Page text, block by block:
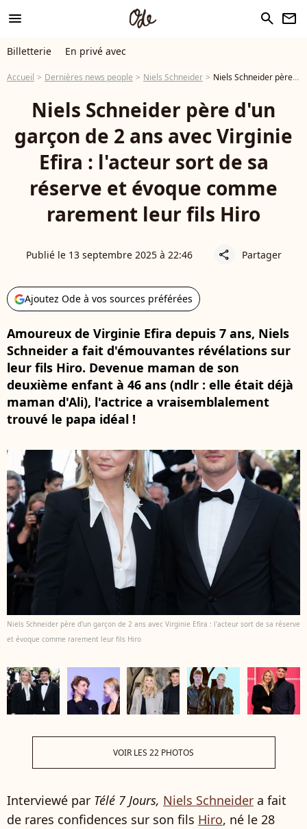
menu search newsletter
Billetterie En privé avec
Accueil Dernières news people Niels Schneider Niels Schneider père d'un garçon de 2 ans avec Virginie Efira : l'acteur sort de sa réserve et évoque comme rarement leur fils Hiro
Niels Schneider père d'un
garçon de 2 ans avec Virginie
Efira : l'acteur sort de sa
réserve et évoque comme
rarement leur fils Hiro
Publié le 13 septembre 2025 à 22:46 share Partager
Ajoutez Ode à vos sources préférées
Amoureux de Virginie Efira depuis 7 ans, Niels
Schneider a fait d'émouvantes révélations sur
leur fils Hiro. Devenue maman de son
deuxième enfant à 46 ans (ndlr : elle était déjà
maman d'Ali), l'actrice a vraisemblalement
trouvé le papa idéal !
Niels Schneider père d'un garçon de 2 ans avec Virginie Efira : l'acteur sort de sa réserve
et évoque comme rarement leur fils Hiro
VOIR LES 22 PHOTOS
Interviewé par Télé 7 Jours, Niels Schneider a fait
de rares confidences sur son fils Hiro, né le 28